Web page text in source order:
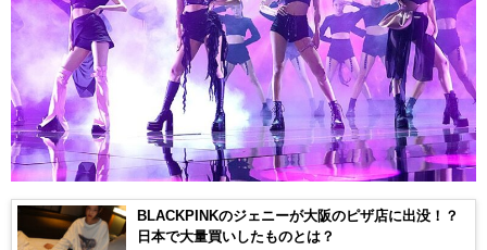
BLACKPINKのジェニーが大阪のピザ店に出没！？
日本で大量買いしたものとは？